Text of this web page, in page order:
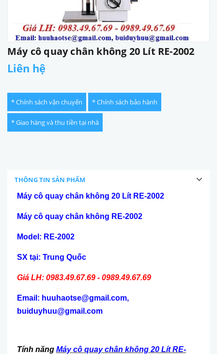
Máy cô quay chân không 20 Lít RE-2002
Liên hệ
* Chính sách vận chuyển * Chính sách bảo hành
* Giao hàng và thu tiền tại nhà
THÔNG TIN SẢN PHẨM
Máy cô quay chân không 20 Lít RE-2002
Máy cô quay chân không RE-2002
Model: RE-2002
SX tại: Trung Quốc
Giá LH: 0983.49.67.69 - 0989.49.67.69
Email: huuhaotse@gmail.com,
buiduyhuu@gmail.com
Tính năng Máy cô quay chân không 20 Lít RE-